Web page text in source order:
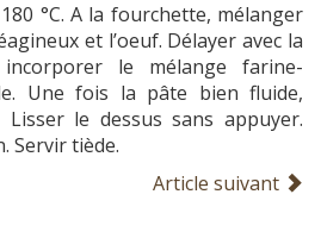
°C. A la fourchette, mélanger
et l’oeuf. Délayer avec la
le mélange farine-
Une fois la pâte bien fluide,
le dessus sans appuyer.
Servir tiède.
Article suivant